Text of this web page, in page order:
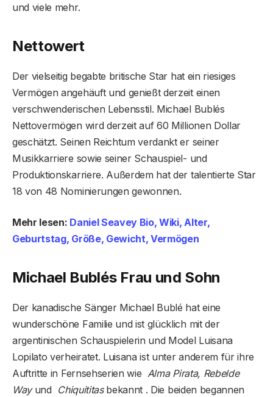
und viele mehr.
Nettowert
Der vielseitig begabte britische Star hat ein riesiges
Vermögen angehäuft und genießt derzeit einen
verschwenderischen Lebensstil. Michael Bublés
Nettovermögen wird derzeit auf 60 Millionen Dollar
geschätzt. Seinen Reichtum verdankt er seiner
Musikkarriere sowie seiner Schauspiel- und
Produktionskarriere. Außerdem hat der talentierte Star
18 von 48 Nominierungen gewonnen.
Mehr lesen: Daniel Seavey Bio, Wiki, Alter,
Geburtstag, Größe, Gewicht, Vermögen
Michael Bublés Frau und Sohn
Der kanadische Sänger Michael Bublé hat eine
wunderschöne Familie und ist glücklich mit der
argentinischen Schauspielerin und Model Luisana
Lopilato verheiratet. Luisana ist unter anderem für ihre
Auftritte in Fernsehserien wie Alma Pirata, Rebelde
Wayund Chiquititasbekannt . Die beiden begannen